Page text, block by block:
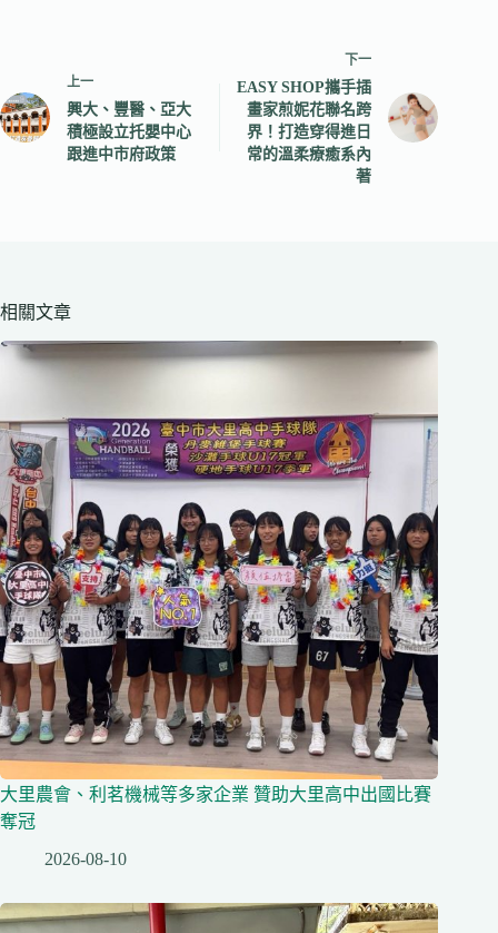
上一
興大、豐醫、亞大
積極設立托嬰中心
跟進中市府政策
下一
EASY SHOP攜手插
畫家煎妮花聯名跨
界！打造穿得進日
常的溫柔療癒系內
著
相關文章
大里農會、利茗機械等多家企業 贊助大里高中出國比賽
奪冠
2026-08-10